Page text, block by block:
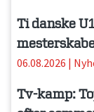
Ti danske
06.08.2026 |
Tv-kamp: